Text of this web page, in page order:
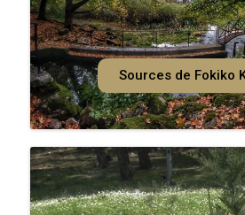
Sources de Fokiko